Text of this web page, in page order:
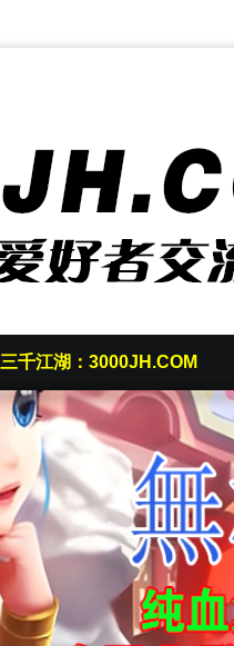
三千江湖：3000JH.COM